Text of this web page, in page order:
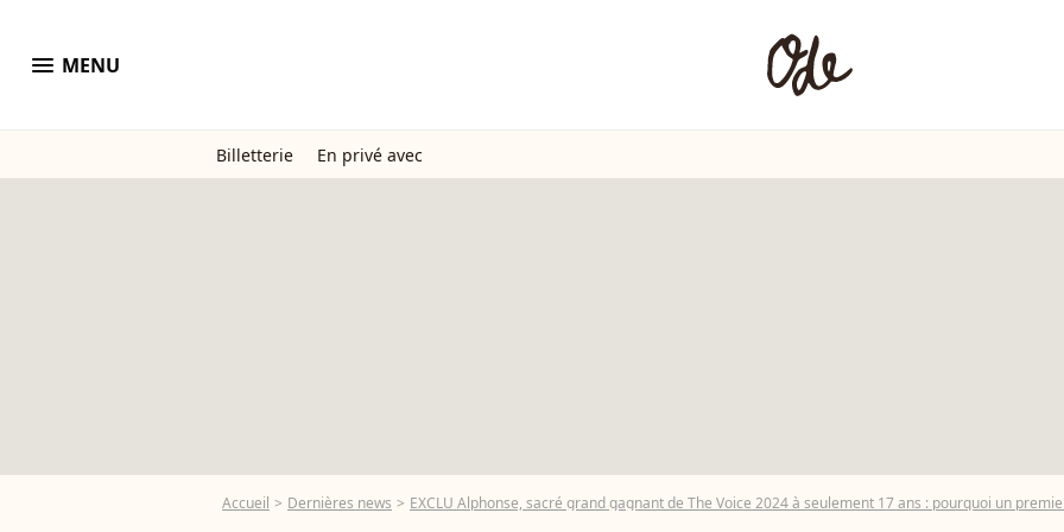
menu MENU
Billetterie En privé avec
Accueil Dernières news EXCLU Alphonse, sacré grand gagnant de The Voice 2024 à seulement 17 ans : pourquoi un